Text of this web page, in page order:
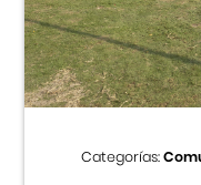
Centro
Cursos
Museo de la
Categorías: